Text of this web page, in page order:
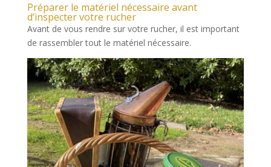
Préparer le matériel nécessaire avant
d’inspecter votre rucher
Avant de vous rendre sur votre rucher, il est important
de rassembler tout le matériel nécessaire.